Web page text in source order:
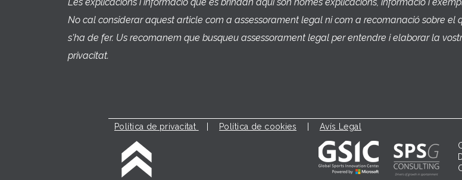
No cal considerar aquest article com a assessorament legal ni com a recomanació sobre el
s'ha de fer. Us recomanem que busqueu assessorament legal per entendre i elaborar la
privacitat.
Política de privacitat Política de cookies Avís Legal